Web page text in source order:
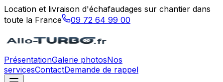
Location et livraison d'échafaudages sur chantier dans
toute la France
09 72 64 99 00
PrésentationGalerie photosNos
servicesContactDemande de rappel